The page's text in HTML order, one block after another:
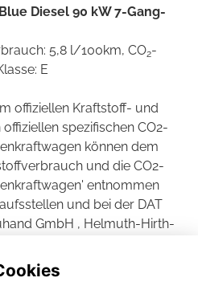
Diesel 90 kW 7-Gang-
5,8 l/100km, CO2-
E
offiziellen Kraftstoff- und
spezifischen CO2-
können dem
und die CO2-
entnommen
und bei der DAT
GmbH , Helmuth-Hirth-